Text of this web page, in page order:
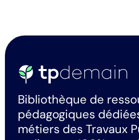
Bibliothèque de
pédagogiques
métiers des Travaux